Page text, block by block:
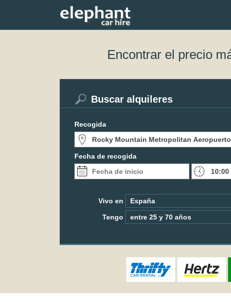
Encontrar el precio
Buscar alquileres
Recogida
Fecha de recogida
Vivo en
Tengo